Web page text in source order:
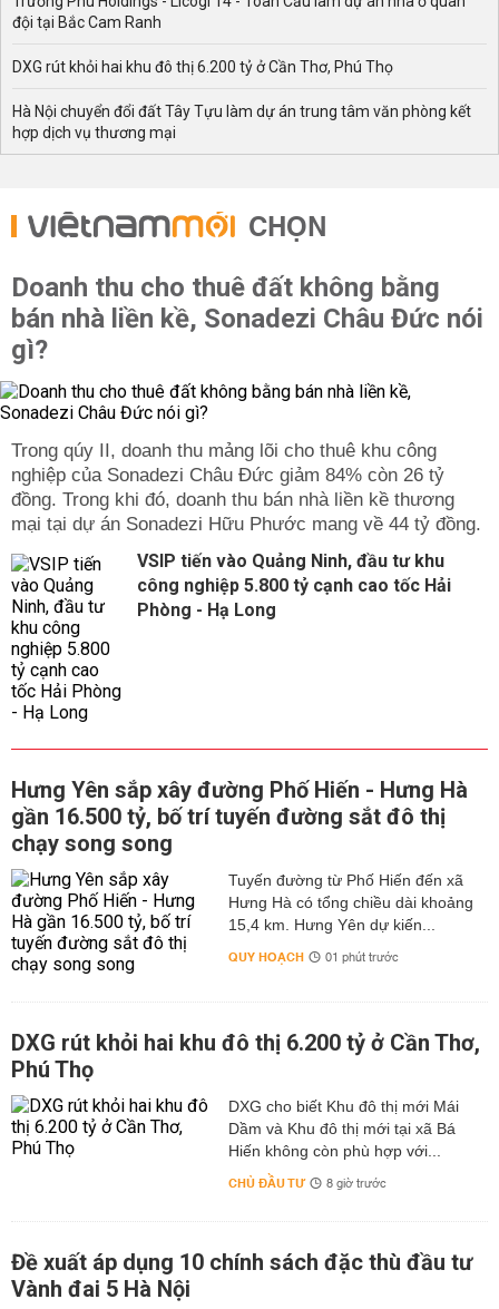
đội tại Bắc Cam Ranh
DXG rút khỏi hai khu đô thị 6.200 tỷ ở Cần Thơ, Phú Thọ
Hà Nội chuyển đổi đất Tây Tựu làm dự án trung tâm văn phòng kết
hợp dịch vụ thương mại
CHỌN
Doanh thu cho thuê đất không bằng
bán nhà liền kề, Sonadezi Châu Đức nói
gì?
Trong qúy II, doanh thu mảng lõi cho thuê khu công
nghiệp của Sonadezi Châu Đức giảm 84% còn 26 tỷ
đồng. Trong khi đó, doanh thu bán nhà liền kề thương
mại tại dự án Sonadezi Hữu Phước mang về 44 tỷ đồng.
VSIP tiến vào Quảng Ninh, đầu tư khu
công nghiệp 5.800 tỷ cạnh cao tốc Hải
Phòng - Hạ Long
Hưng Yên sắp xây đường Phố Hiến - Hưng Hà
gần 16.500 tỷ, bố trí tuyến đường sắt đô thị
chạy song song
Tuyến đường từ Phố Hiến đến xã
Hưng Hà có tổng chiều dài khoảng
15,4 km. Hưng Yên dự kiến...
QUY HOẠCH 01 phút trước
DXG rút khỏi hai khu đô thị 6.200 tỷ ở Cần Thơ,
Phú Thọ
DXG cho biết Khu đô thị mới Mái
Dầm và Khu đô thị mới tại xã Bá
Hiến không còn phù hợp với...
CHỦ ĐẦU TƯ 8 giờ trước
Đề xuất áp dụng 10 chính sách đặc thù đầu tư
Vành đai 5 Hà Nội